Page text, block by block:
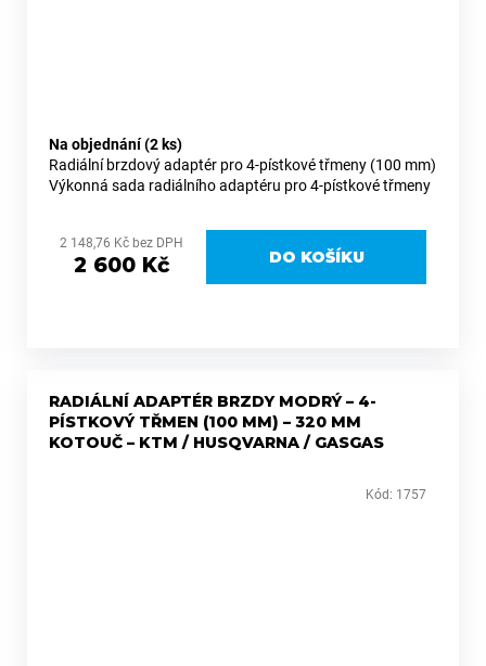
Na objednání(2 ks)
Radiální brzdový adaptér pro 4-pístkové třmeny (100 mm)
Výkonná sada radiálního adaptéru pro 4-pístkové třmeny
2 148,76 Kč bez DPH
2 600 Kč DO KOŠÍKU
RADIÁLNÍ ADAPTÉR BRZDY MODRÝ – 4-
PÍSTKOVÝ TŘMEN (100 MM) – 320 MM
KOTOUČ – KTM / HUSQVARNA / GASGAS
Kód: 1757